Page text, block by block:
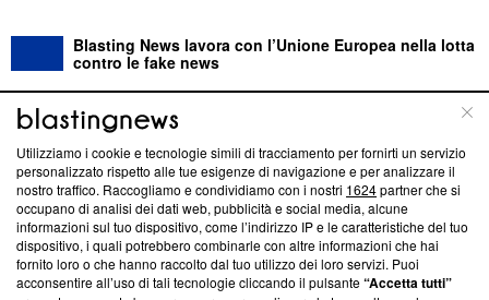
Blasting News lavora con l’Unione Europea nella lotta
contro le fake news
ABOUT LINEA EDITORIALE
Questa sezione offre informazioni trasparenti su Blasting
News, sui nostri processi editoriali e su come ci impegniamo a
creare news di qualità. Inoltre, afferma la nostra aderenza a
‘Trust Project - News with Integrity’Blasting News non è
ancora membro del programma, ma ha richiesto di farne
parte; Trust Project non ha ancora effettuato una verifica di
Utilizziamo i cookie e tecnologie simili di tracciamento per fornirti un servizio
personalizzato rispetto alle tue esigenze di navigazione e per analizzare il
nostro traffico. Raccogliamo e condividiamo con i nostri 1624partner che si
occupano di analisi dei dati web, pubblicità e social media, alcune
informazioni sul tuo dispositivo, come l’indirizzo IP e le caratteristiche del tuo
dispositivo, i quali potrebbero combinarle con altre informazioni che hai
fornito loro o che hanno raccolto dal tuo utilizzo dei loro servizi. Puoi
acconsentire all’uso di tali tecnologie cliccando il pulsante“Accetta tutti”